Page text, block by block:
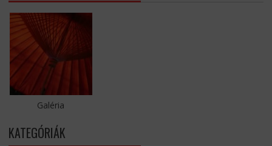
Galéria
KATEGÓRIÁK